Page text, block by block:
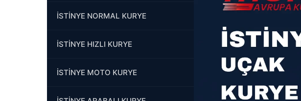
İSTİNYE NORMAL KURYE
İSTİNYE HIZLI KURYE
İSTİNYE MOTO KURYE